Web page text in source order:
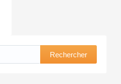
Rechercher